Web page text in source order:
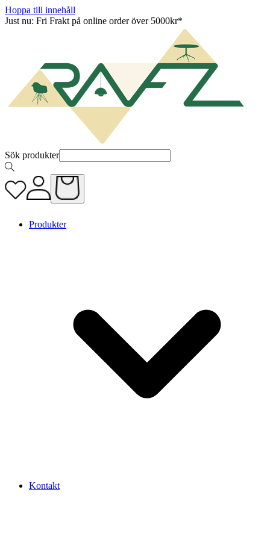
Hoppa till innehåll
Just nu: Fri Frakt på online order över 5000kr*
Sök produkter
Produkter
Kontakt